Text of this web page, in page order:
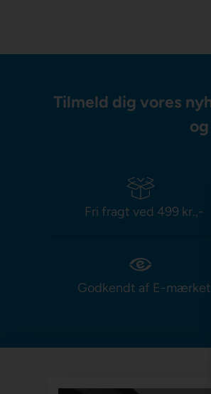
Tilmeld dig vores
Fri fragt ved 499 kr.,-
Godkendt af E-mærket